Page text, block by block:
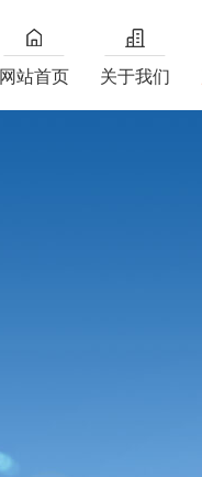
网站首页 关于我们